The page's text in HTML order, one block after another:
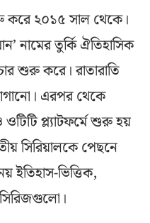
২০১৫ সাল থেকে।
নামের তুর্কি ঐতিহাসিক
শুরু করে। রাতারাতি
এরপর থেকে
প্ল্যাটফর্মে শুরু হয়
সিরিয়ালকে পেছনে
ইতিহাস-ভিত্তিক,
সিরিজগুলো।